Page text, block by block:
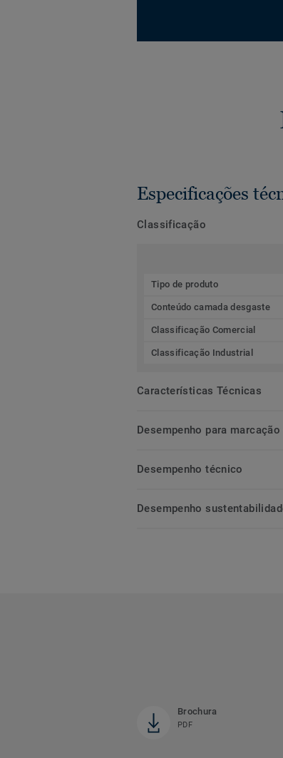
Especificações
Classificação
Tipo de produto
Conteúdo camada desgaste
Classificação Comercial
Classificação Industrial
Características Técnicas
Desempenho para marcação
Desempenho técnico
Desempenho
Brochura
PDF